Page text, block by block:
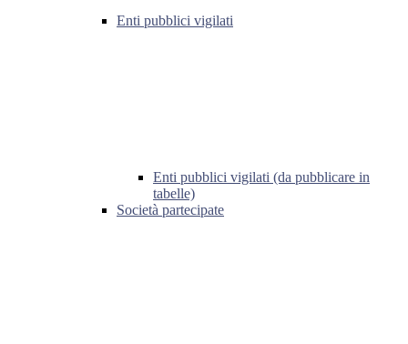
Enti pubblici vigilati
Enti pubblici vigilati (da pubblicare in
tabelle)
Società partecipate